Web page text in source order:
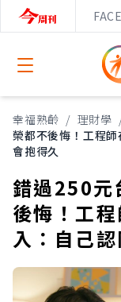
Open menu
幸福熟齡 / 理財學
榮都不後悔！工程
會抱得久
錯過250元
後悔！工
入：自己